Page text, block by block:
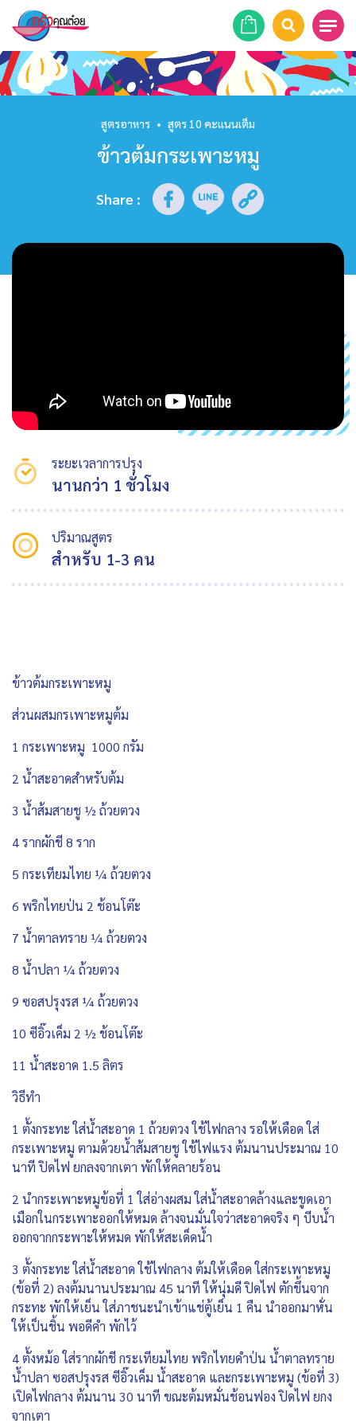
หน้าแรก
รายการย้อนหลัง
สูตรอาหาร • สูตร 10 คะแนนเต็ม
ข้าวต้มกระเพาะหมู
Share :
ระยะเวลาการปรุง
นานกว่า 1 ชั่วโมง
ปริมาณสูตร
สำหรับ 1-3 คน
ข้าวต้มกระเพาะหมู
ส่วนผสมกรเพาะหมูต้ม
1 กระเพาะหมู 1000 กรัม
2 น้ำสะอาดสำหรับต้ม
3 น้ำส้มสายชู ½ ถ้วยตวง
4 รากผักชี 8 ราก
5 กระเทียมไทย ¼ ถ้วยตวง
6 พริกไทยป่น 2 ช้อนโต๊ะ
7 น้ำตาลทราย ¼ ถ้วยตวง
8 น้ำปลา ¼ ถ้วยตวง
9 ซอสปรุงรส ¼ ถ้วยตวง
10 ซีอิ๊วเค็ม 2 ½ ช้อนโต๊ะ
11 น้ำสะอาด 1.5 ลิตร
วิธีทำ
1 ตั้งกระทะ ใส่น้ำสะอาด 1 ถ้วยตวง ใช้ไฟกลาง รอให้เดือด ใส่
กระเพาะหมู ตามด้วยน้ำส้มสายชู ใช้ไฟแรง ต้มนานประมาณ 10
นาที ปิดไฟ ยกลงจากเตา พักให้คลายร้อน
2 นำกระเพาะหมูข้อที่ 1 ใส่อ่างผสม ใส่น้ำสะอาดล้างและขูดเอา
เมือกในกระเพาะออกให้หมด ล้างจนมั่นใจว่าสะอาดจริง ๆ บีบน้ำ
ออกจากกระพาะให้หมด พักให้สะเด็ดน้ำ
3 ตั้งกระทะ ใส่น้ำสะอาด ใช้ไฟกลาง ต้มให้เดือด ใส่กระเพาะหมู
(ข้อที่ 2) ลงต้มนานประมาณ 45 นาที ให้นุ่มดี ปิดไฟ ตักขึ้นจาก
กระทะ พักให้เย็น ใส่ภาชนะนำเข้าแช่ตู้เย็น 1 คืน นำออกมาหั่น
ให้เป็นชิ้น พอดีคำ พักไว้
4 ตั้งหม้อ ใส่รากผักชี กระเทียมไทย พริกไทยดำป่น น้ำตาลทราย
น้ำปลา ซอสปรุงรส ซีอิ๊วเค็ม น้ำสะอาด และกระเพาะหมู (ข้อที่ 3)
เปิดไฟกลาง ต้มนาน 30 นาที ขณะต้มหมั่นช้อนฟอง ปิดไฟ ยกง
จากเตา